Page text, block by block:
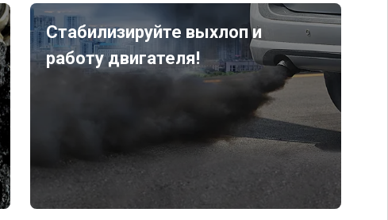
Стабилизируйте выхлоп и
работу двигателя!